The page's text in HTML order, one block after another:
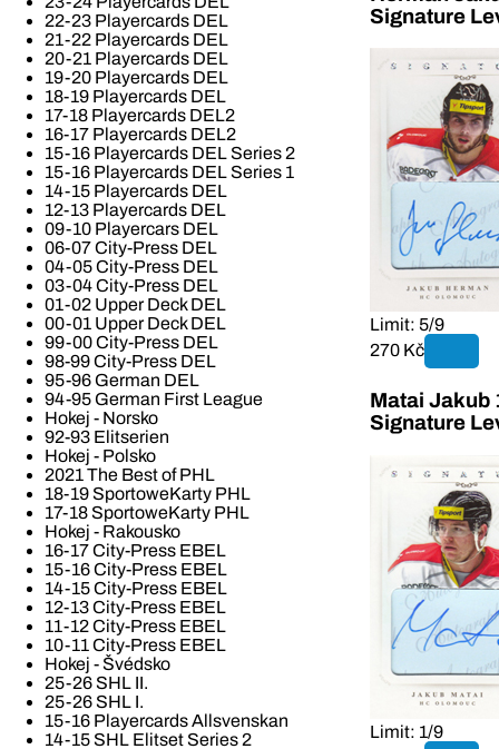
22-23 Playercards DEL
21-22 Playercards DEL
20-21 Playercards DEL
19-20 Playercards DEL
18-19 Playercards DEL
17-18 Playercards DEL2
16-17 Playercards DEL2
15-16 Playercards DEL Series 2
15-16 Playercards DEL Series 1
14-15 Playercards DEL
12-13 Playercards DEL
09-10 Playercars DEL
06-07 City-Press DEL
04-05 City-Press DEL
03-04 City-Press DEL
01-02 Upper Deck DEL
00-01 Upper Deck DEL
99-00 City-Press DEL
98-99 City-Press DEL
95-96 German DEL
94-95 German First League
Hokej - Norsko
92-93 Elitserien
Hokej - Polsko
2021 The Best of PHL
18-19 SportoweKarty PHL
17-18 SportoweKarty PHL
Hokej - Rakousko
16-17 City-Press EBEL
15-16 City-Press EBEL
14-15 City-Press EBEL
12-13 City-Press EBEL
11-12 City-Press EBEL
10-11 City-Press EBEL
Hokej - Švédsko
25-26 SHL II.
25-26 SHL I.
15-16 Playercards Allsvenskan
14-15 SHL Elitset Series 2
Signature
Limit: 5/9
270 Kč
Matai Jakub
Signature
Limit: 1/9